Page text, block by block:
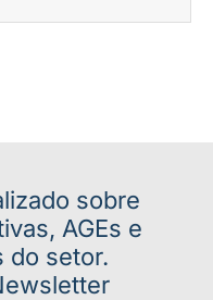
sobre
AGEs e
do setor.